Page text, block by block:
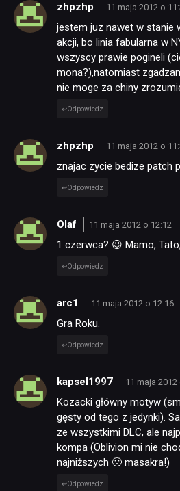
zhpzhp 11 maja 2012 o
jestem juz nawet w stanie
akcji, bo linia fabularna w
wszyscy prawie pogineli
mona?),natomiast
nie moge za chiny
Odpowiedz
zhpzhp 11 maja 2012 o
znajac zycie bedize patch
Odpowiedz
Olaf 11 maja 2012 o 12:12
1 czerwca? 😉 Mamo,
Odpowiedz
arc1 11 maja 2012 o 12:16
Gra Roku.
Odpowiedz
kapsel1997 11 maja 2012
Kozacki główny motyw
gęsty od tego z jedynki).
ze wszystkimi DLC, ale
kompa (Oblivion mi nie
najniższych 🙁 masakra!)
Odpowiedz